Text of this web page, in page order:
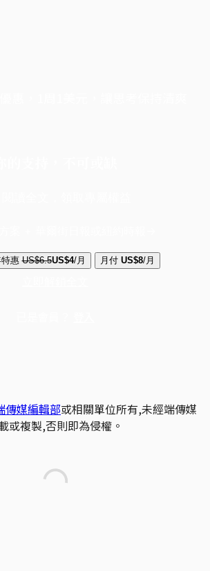
惠 US$6.5US$4/月 月付 US$8/月
傳媒編輯部或相關單位所有,未經端傳媒
或複製,否則即為侵權。